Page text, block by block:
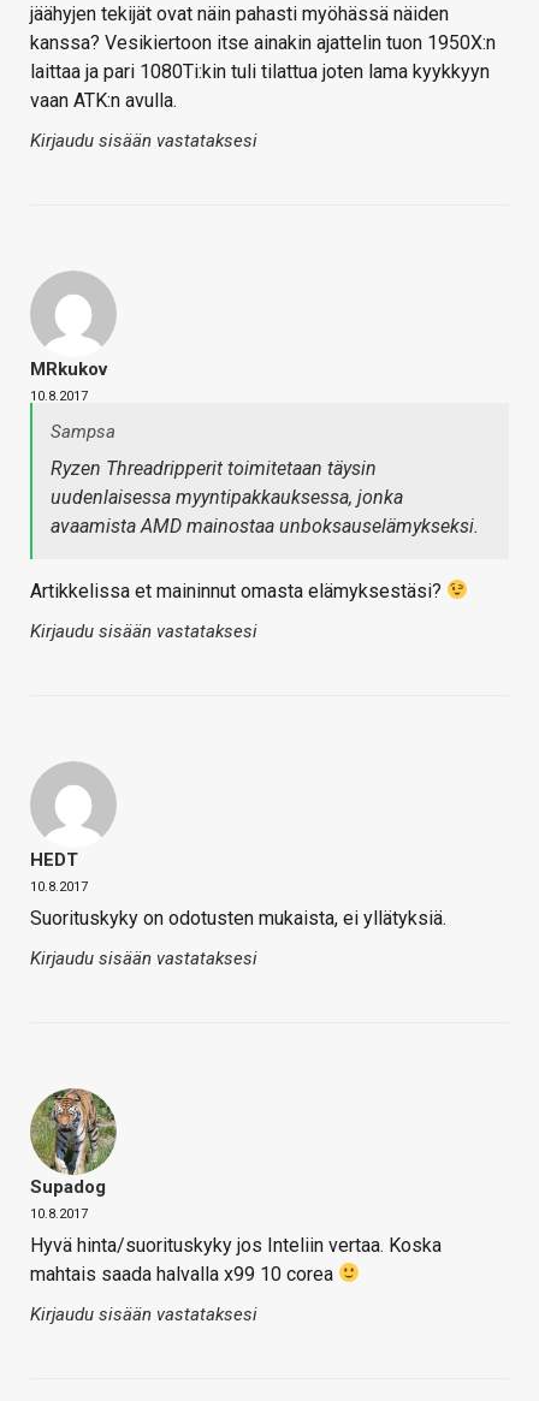
jäähyjen tekijät ovat näin pahasti myöhässä näiden
kanssa? Vesikiertoon itse ainakin ajattelin tuon 1950X:n
laittaa ja pari 1080Ti:kin tuli tilattua joten lama kyykkyyn
vaan ATK:n avulla.
Kirjaudu sisään vastataksesi
MRkukov
10.8.2017
Sampsa
Ryzen Threadripperit toimitetaan täysin
uudenlaisessa myyntipakkauksessa, jonka
avaamista AMD mainostaa unboksauselämykseksi.
Artikkelissa et maininnut omasta elämyksestäsi?
Kirjaudu sisään vastataksesi
HEDT
10.8.2017
Suorituskyky on odotusten mukaista, ei yllätyksiä.
Kirjaudu sisään vastataksesi
Supadog
10.8.2017
Hyvä hinta/suorituskyky jos Inteliin vertaa. Koska
mahtais saada halvalla x99 10 corea
Kirjaudu sisään vastataksesi